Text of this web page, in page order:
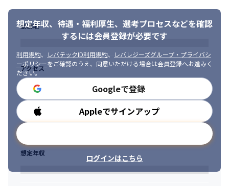
ー、案件に合ったデザイナーを選ぶことができます
・多種多様なプロジェクトが同時並行で関われるため、アセット
制作のみならず、企画やエフェクト、UI/UX、映像制作など幅広い
・デザイナーとディレクター、両方の仕事が経験できるためスピ
ーディに成長できます
・制作技術以外にもマネジメント技術やコミュニケーション技術
を磨けるため、今後のキャリアで有利な経歴を持てます
・10名程の小規模かつ成長過程にあるチームのため、一人ひとり
の裁量も大きく、自発的な仕事ぶりが歓迎される環境です
・平均年齢が30歳と若く意欲的なメンバーが多いため、新しい事
への取り組みや積極的な行動に協力的かつ称賛される文化のある
環境です
想定年収、待遇・福利厚生、 選考プロセスなどを確認
するには会員登録が必要です
利用規約、 レバテックID利用規約、
レバレジーズグループ・プライバシ
ーポリシーをご確認のうえ、同意いただける場合は会員登録へお進みく
ださい。
Googleで登録
Appleでサインアップ
ログインはこちら
勤務地
アクセス
勤務時間
想定年収